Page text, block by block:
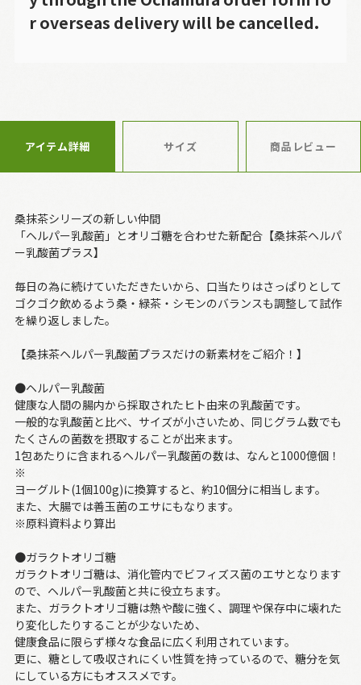
r overseas delivery will be cancelled.
アイテム詳細 サイズ 商品レビュー
桑抹茶シリーズの新しい仲間
「ヘルパー乳酸菌」とオリゴ糖を合わせた新配合【桑抹茶ヘルパ
ー乳酸菌プラス】
毎日の為に続けていただきたいから、口当たりはさっぱりとして
ゴクゴク飲めるよう桑・緑茶・シモンのバランスも調整して試作
を繰り返しました。
【桑抹茶ヘルパー乳酸菌プラスだけの新素材をご紹介！】
●ヘルパー乳酸菌
健康な人間の腸内から採取されたヒト由来の乳酸菌です。
一般的な乳酸菌と比べ、サイズが小さいため、同じグラム数でも
たくさんの菌数を摂取することが出来ます。
1包あたりに含まれるヘルパー乳酸菌の数は、なんと1000億個！
※
ヨーグルト(1個100g)に換算すると、約10個分に相当します。
また、大腸では善玉菌のエサにもなります。
※原料資料より算出
●ガラクトオリゴ糖
ガラクトオリゴ糖は、消化管内でビフィズス菌のエサとなります
ので、ヘルパー乳酸菌と共に役立ちます。
また、ガラクトオリゴ糖は熱や酸に強く、調理や保存中に壊れた
り変化したりすることが少ないため、
健康食品に限らず様々な食品に広く利用されています。
更に、糖として吸収されにくい性質を持っているので、糖分を気
にしている方にもオススメです。